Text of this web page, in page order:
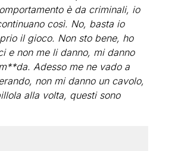
è da criminali, io
così. No, basta io
il gioco. Non sto bene, ho
e non me li danno, mi danno
Adesso me ne vado a
non mi danno un cavolo,
alla volta, questi sono